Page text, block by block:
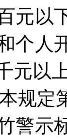
元以
个人
元以
规定
警示